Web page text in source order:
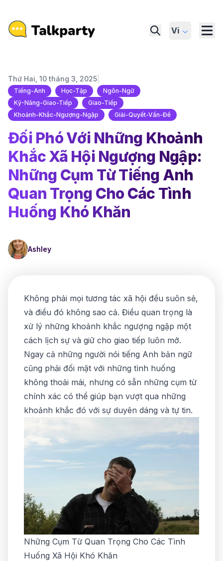
Vi
Thứ Hai, 10 tháng 3, 2025
Tiếng-Anh Học-Tập
Ngôn-Ngữ
Kỹ-Năng-Giao-Tiếp
Giao-Tiếp
Khoảnh-Khắc-Ngượng-Ngập
Giải-Quyết-Vấn-Đề
Đối Phó Với Những Khoảnh
Khắc Xã Hội Ngượng Ngập:
Những Cụm Từ Tiếng Anh
Quan Trọng Cho Các Tình
Huống Khó Khăn
Ashley
Không phải mọi tương tác xã hội đều suôn sẻ,
và điều đó không sao cả. Điều quan trọng là
xử lý những khoảnh khắc ngượng ngập một
cách lịch sự và giữ cho giao tiếp luôn mở.
Ngay cả những người nói tiếng Anh bản ngữ
cũng phải đối mặt với những tình huống
không thoải mái, nhưng có sẵn những cụm từ
chính xác có thể giúp bạn vượt qua những
khoảnh khắc đó với sự duyên dáng và tự tin.
Những Cụm Từ Quan Trọng Cho Các Tình
Huống Xã Hội Khó Khăn